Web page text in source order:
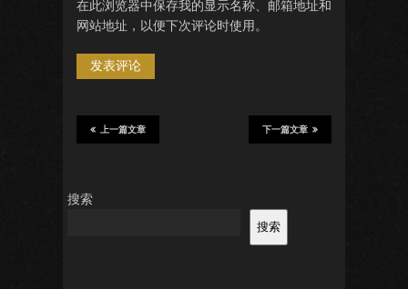
在此浏览器中保存我的显示名称、邮箱地址和
网站地址，以便下次评论时使用。
下一篇文章
上一篇文章
搜索
搜索